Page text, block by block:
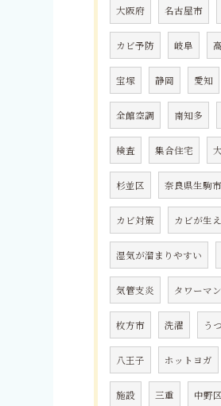
大阪府 名古屋市
カビ予防 岐阜
宝塚 静岡 愛知
全館空調 南知多
検査 集合住宅
杉並区 奈良県生駒市
カビ対策 カビが生
湿気が溜まりやすい
気管支炎 タワーマ
枚方市 洗濯 う
八王子 ホットヨガ
施設 三重 中野区